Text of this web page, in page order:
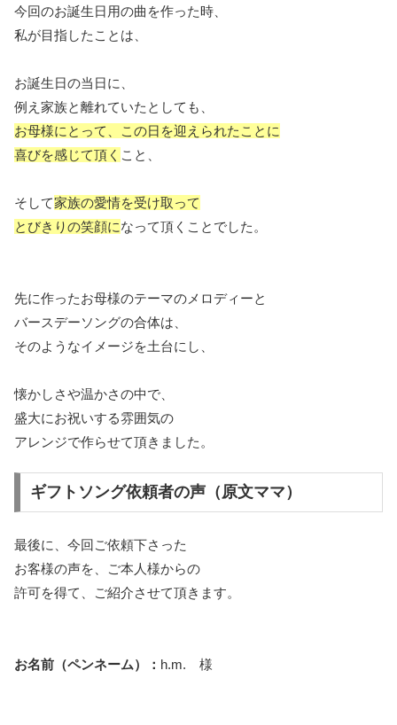
今回のお誕生日用の曲を作った時、
私が目指したことは、
お誕生日の当日に、
例え家族と離れていたとしても、
お母様にとって、この日を迎えられたことに
喜びを感じて頂く こと、
そして家族の愛情を受け取って
とびきりの笑顔になって頂くことでした。
先に作ったお母様のテーマのメロディーと
バースデーソングの合体は、
そのようなイメージを土台にし、
懐かしさや温かさの中で、
盛大にお祝いする雰囲気の
アレンジで作らせて頂きました。
ギフトソング依頼者の声（原文ママ）
最後に、今回ご依頼下さった
お客様の声を、ご本人様からの
許可を得て、ご紹介させて頂きます。
お名前（ペンネーム）： h.m. 様